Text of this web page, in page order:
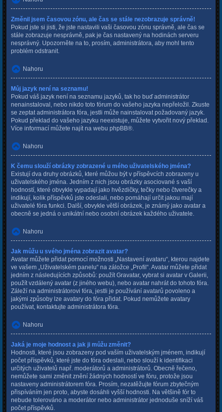
Změnil jsem časovou zónu, ale čas se stále nezobrazuje správně!
Pokud jste si jisti, že jste nastavili vaši časovou zónu správně, ale čas se
stále zobrazuje nesprávně, pak je čas nastavený na hodinách serveru
nesprávný. Upozorněte na to, prosím, administrátora, aby mohl tento
problém odstranit.
Nahoru
Můj jazyk není na seznamu!
Pokud váš jazyk není na seznamu jazyků, tak ho buď administrátor
nenainstaloval, nebo nikdo toto fórum do vašeho jazyka nepřeložil. Zkuste
se zeptat administrátora fóra, jestli může nainstalovat požadovaný jazyk.
Pokud překlad do vašeho jazyku neexistuje, můžete vytvořit nový překlad.
Více informací můžete najít na webu phpBB®.
Nahoru
K čemu slouží obrázky zobrazené u mého uživatelského jména?
Existují dva druhy obrázků, které můžou být v příspěvcích zobrazeny u
uživatelského jména. Jedním z nich jsou obrázky asociované s vaší
hodností, které obvykle vypadají jako hvězdičky, tečky nebo čtverečky a
indikují, kolik příspěvků jste odeslali, nebo pomáhají určit jakou mají
uživatelé fóra funkci. Další, obvykle větší obrázek, je známý jako avatar a
obecně se jedná o unikátní nebo osobní obrázek každého uživatele.
Nahoru
Jak můžu u svého jména zobrazit avatar?
Avatar můžete přidat pomocí možnosti „Nastavení avataru“, kterou najdete
ve vašem „Uživatelském panelu“ na záložce „Profil“. Avatar můžete přidat
jedním z následujících způsobů: použít Gravatar, vybrat si avatar v Galerii,
použít vzdálený avatar (z jiného webu), nebo avatar nahrát do tohoto fóra.
Záleží na administrátorovi fóra, jestli je používání avatarů povoleno a
jakými způsoby lze avatary do fóra přidat. Pokud nemůžete avatary
používat, kontaktujte administrátora fóra.
Nahoru
Jaká je moje hodnost a jak ji můžu změnit?
Hodnosti, které jsou zobrazeny pod vaším uživatelským jménem, indikují
počet příspěvků, které jste do fóra odeslali, nebo slouží k identifikaci
určitých uživatelů např. moderátorů a administrátorů. Obecně řečeno,
nemůžete sami změnit znění žádných hodností ve fóru, protože jsou
nastaveny administrátorem fóra. Prosím, nezatěžujte fórum zbytečným
přispíváním jen proto, abyste dosáhli vyšší hodnosti. Na většině fór to
nebude tolerováno a moderátor nebo administrátor jednoduše sníží váš
počet příspěvků.